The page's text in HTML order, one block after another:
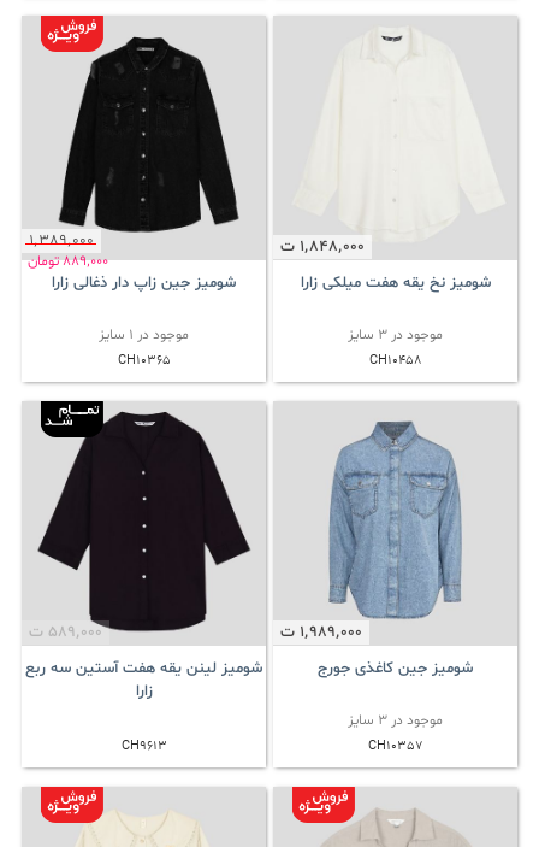
1٬848٬000 ت
شومیز نخ یقه هفت میلکی زارا
موجود در 3 سایز
CH10458
1٬389٬000
889٬000تومان
شومیز جین زاپ دار ذغالی زارا
موجود در 1 سایز
CH10365
1٬989٬000 ت
شومیز جین کاغذی جورج
موجود در 3 سایز
CH10357
589٬000 ت
شومیز لینن یقه هفت آستین سه ربع
زارا
CH9613